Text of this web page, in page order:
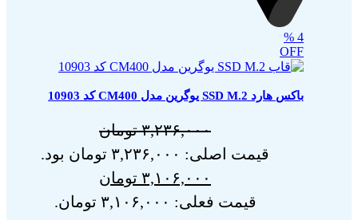
4
%
OFF
باکس هارد SSD M.2 یوگرین مدل CM400 کد 10903
۳,۲۳۶,۰۰۰ تومان
قیمت اصلی: ۳,۲۳۶,۰۰۰ تومان بود.
۳,۱۰۶,۰۰۰ تومان
قیمت فعلی: ۳,۱۰۶,۰۰۰ تومان.